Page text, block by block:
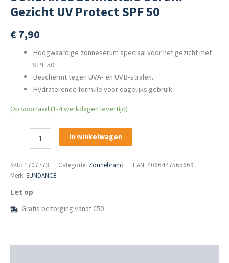
Gezicht UV Protect SPF 50
€7,90
Hoogwaardige zonneserum speciaal voor het gezicht met
SPF 50.
Beschermt tegen UVA- en UVB-stralen.
Hydraterende formule voor dagelijks gebruik.
Op voorraad (1-4 werkdagen levertijd)
Zonnefluid
Gezicht
UV
SPF
50
aantal
In winkelwagen
SKU: 1707773 Categorie: Zonnebrand
EAN: 4066447565669
Merk: SUNDANCE
Let op
Gratis bezorging vanaf €50